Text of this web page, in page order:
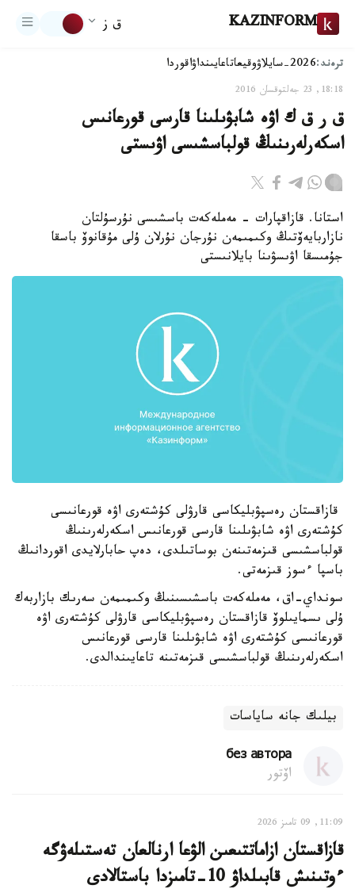
KAZINFORM ق ز
ترەند:2026-سايلاۋ وقيعاتاعايىنداۋاقوردا
18:18, 23 جەلتوقسان 2016
ق ر ق ك اۋە شابۋىلىنا قارسى قورعانىس
اسكەرلەرىنىڭ قولباسشىسى اۋىستى
استانا. قازاقپارات - مەملەكەت باسشىسى نۇرسۇلتان
نازاربايەۆتىڭ وكىمىمەن نۇرجان نۇرلان ۇلى مۇقانوۆ باسقا
جۇمىسقا اۋىسۋىنا بايلانىستى
قازاقستان رەسپۋبليكاسى قارۋلى كۇشتەرى اۋە قورعانىسى
كۇشتەرى اۋە شابۋىلىنا قارسى قورعانىس اسكەرلەرىنىڭ
قولباسشىسى قىزمەتىنەن بوساتىلدى، دەپ حابارلايدى اقوردانىڭ
باسپا ءسوز قىزمەتى.
سونداي-اق، مەملەكەت باسشىسىنىڭ وكىمىمەن سەرىك بازاربەك
ۇلى ىسمايىلوۆ قازاقستان رەسپۋبليكاسى قارۋلى كۇشتەرى اۋە
قورعانىسى كۇشتەرى اۋە شابۋىلىنا قارسى قورعانىس
اسكەرلەرىنىڭ قولباسشىسى قىزمەتىنە تاعايىندالدى.
بيلىك جانە ساياسات
без автора
اۆتور
11:09, 09 تامىز 2026
قازاقستان ازاماتتىعىن الۋعا ارنالعان تەستىلەۋگە
ءوتىنىش قابىلداۋ 10-تامىزدا باستالادى